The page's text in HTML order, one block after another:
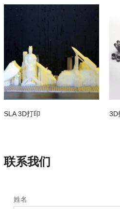
SLA 3D打印 3D
联系我们
姓名